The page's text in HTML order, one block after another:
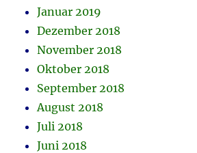
Januar 2019
Dezember 2018
November 2018
Oktober 2018
September 2018
August 2018
Juli 2018
Juni 2018